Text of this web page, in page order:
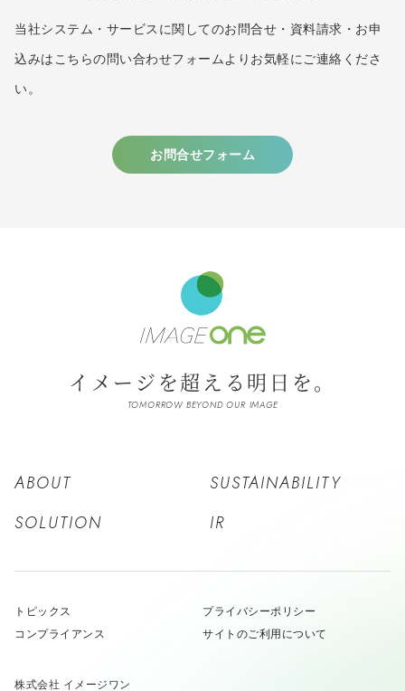
当社システム・サービスに関してのお問合せ・資料請求・お申
込みはこちらの問い合わせフォームよりお気軽にご連絡くださ
い。
お問合せフォーム
イメージを超える明日を。
TOMORROW BEYOND OUR IMAGE
ABOUT
SOLUTION
SUSTAINABILITY
IR
トピックス
プライバシーポリシー
コンプライアンス
サイトのご利用について
株式会社 イメージワン